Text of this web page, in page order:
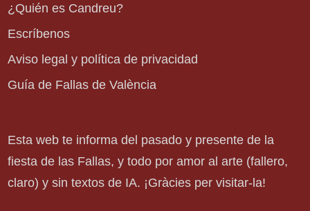
¿Quién es Candreu?
Escríbenos
Aviso legal y política de privacidad
Guía de Fallas de València
Esta web te informa del pasado y presente de la
fiesta de las Fallas, y todo por amor al arte (fallero,
claro) y sin textos de IA. ¡Gràcies per visitar-la!